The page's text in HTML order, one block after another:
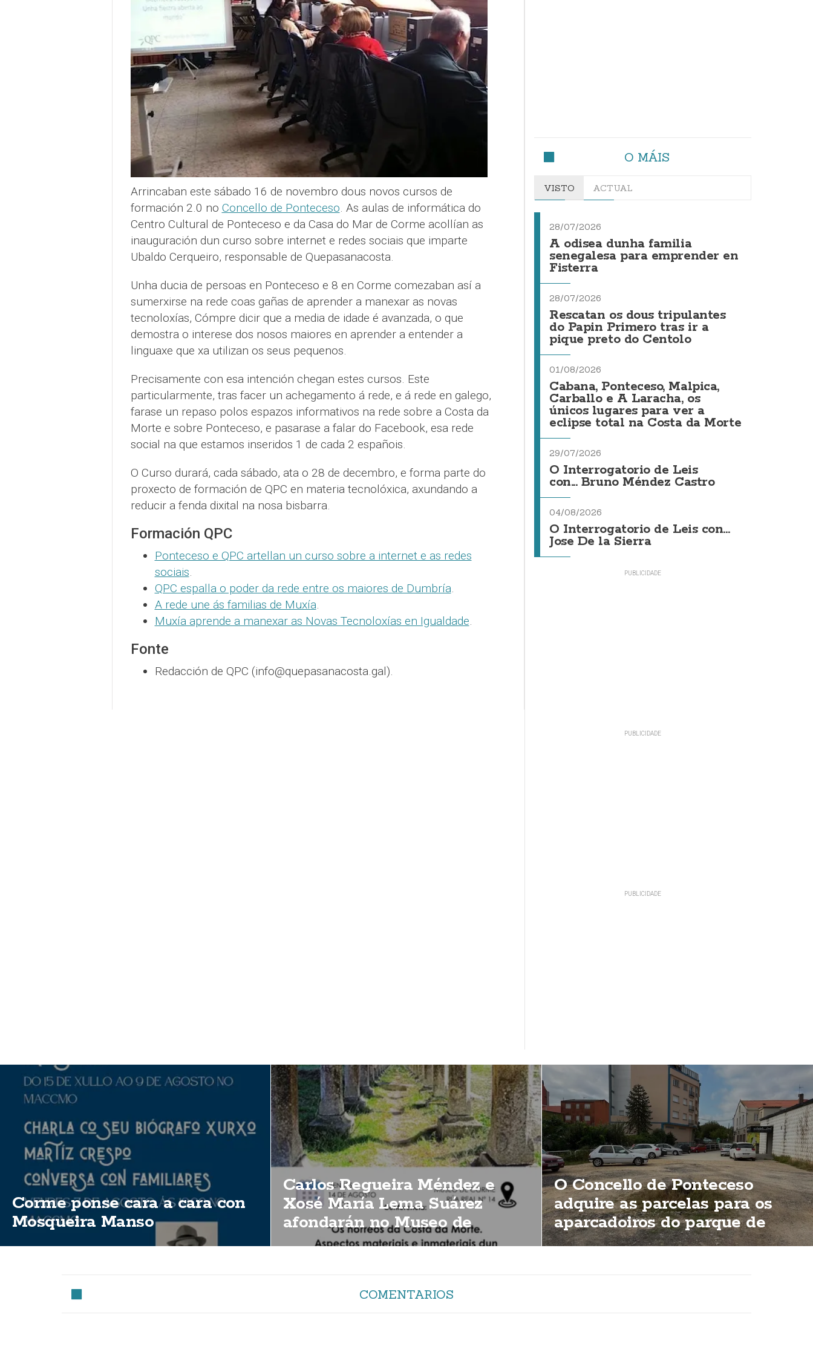
Arrincaban este sábado 16 de novembro dous novos cursos de
formación 2.0 no Concello de Ponteceso. As aulas de informática do
Centro Cultural de Ponteceso e da Casa do Mar de Corme acollían as
inauguración dun curso sobre internet e redes sociais que imparte
Ubaldo Cerqueiro, responsable de Quepasanacosta.
Unha ducia de persoas en Ponteceso e 8 en Corme comezaban así a
sumerxirse na rede coas gañas de aprender a manexar as novas
tecnoloxías, Cómpre dicir que a media de idade é avanzada, o que
demostra o interese dos nosos maiores en aprender a entender a
linguaxe que xa utilizan os seus pequenos.
Precisamente con esa intención chegan estes cursos. Este
particularmente, tras facer un achegamento á rede, e á rede en galego,
farase un repaso polos espazos informativos na rede sobre a Costa da
Morte e sobre Ponteceso, e pasarase a falar do Facebook, esa rede
social na que estamos inseridos 1 de cada 2 españois.
O Curso durará, cada sábado, ata o 28 de decembro, e forma parte do
proxecto de formación de QPC en materia tecnolóxica, axundando a
reducir a fenda dixital na nosa bisbarra.
Formación QPC
Ponteceso e QPC artellan un curso sobre a internet e as redes
sociais.
QPC espalla o poder da rede entre os maiores de Dumbría.
A rede une ás familias de Muxía.
Muxía aprende a manexar as Novas Tecnoloxías en Igualdade.
Fonte
Redacción de QPC (info@quepasanacosta.gal).
O MÁIS
VISTO ACTUAL
28/07/2026
A odisea dunha familia
senegalesa para emprender en
Fisterra
28/07/2026
Rescatan os dous tripulantes
do Papin Primero tras ir a
pique preto do Centolo
01/08/2026
Cabana, Ponteceso, Malpica,
Carballo e A Laracha, os
únicos lugares para ver a
eclipse total na Costa da Morte
29/07/2026
O Interrogatorio de Leis
con... Bruno Méndez Castro
04/08/2026
O Interrogatorio de Leis con...
Jose De la Sierra
Corme ponse cara a cara con
Mosqueira Manso
Carlos Regueira Méndez e
Xosé María Lema Suárez
afondarán no Museo de
Corme sobre a importancia
O Concello de Ponteceso
adquire as parcelas para os
aparcadoiros do parque de
Bouzas
COMENTARIOS